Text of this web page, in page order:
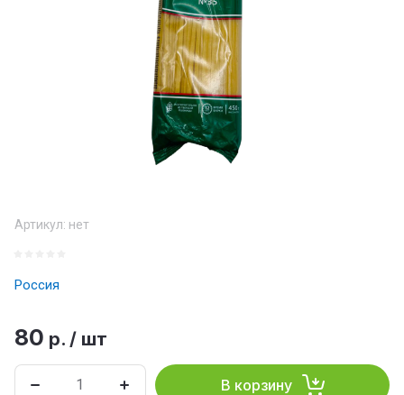
Артикул: нет
Россия
80 р. / шт
В корзину